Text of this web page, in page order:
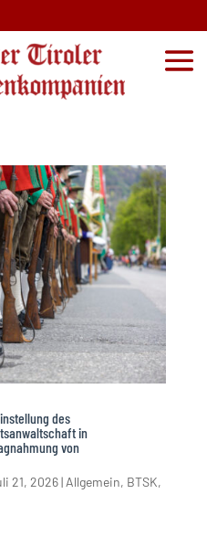
des
in
von
21, 2026| Allgemein, BTSK,